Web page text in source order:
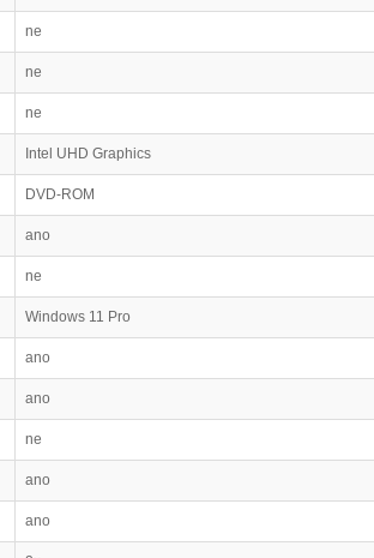
ne
ne
ne
Intel UHD Graphics
DVD-ROM
ano
ne
Windows 11 Pro
ano
ano
ne
ano
ano